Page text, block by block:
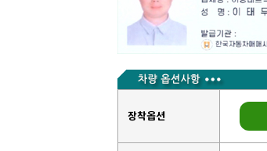
장착옵션